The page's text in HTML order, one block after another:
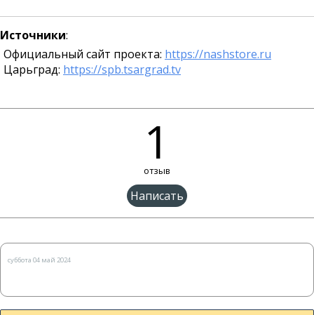
Источники:
Официальный сайт проекта: https://nashstore.ru
Царьград: https://spb.tsargrad.tv
1
отзыв
Веб-сайт: (Если есть)
суббота 04 май 2024